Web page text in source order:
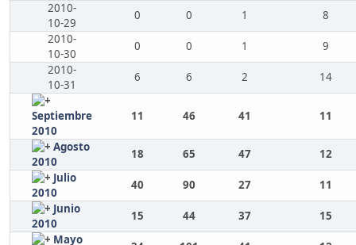
2010-
10-29
0 0 1
8
2010-
10-30
0 0 1
9
2010-
10-31
6 6 2 14
Septiembre
2010
11 46 41 11
Agosto
2010
18 65 47
12
Julio
2010
40 90 27
11
Junio
2010
15 44 37
15
Mayo